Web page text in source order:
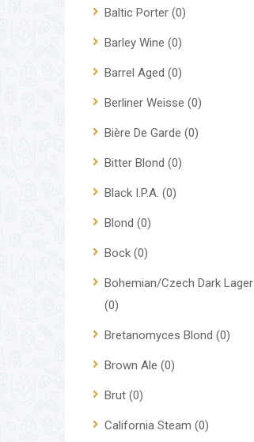
Baltic Porter (0)
Barley Wine (0)
Barrel Aged (0)
Berliner Weisse (0)
Bière De Garde (0)
Bitter Blond (0)
Black I.P.A. (0)
Blond (0)
Bock (0)
Bohemian/Czech Dark Lager
(0)
Bretanomyces Blond (0)
Brown Ale (0)
Brut (0)
California Steam (0)